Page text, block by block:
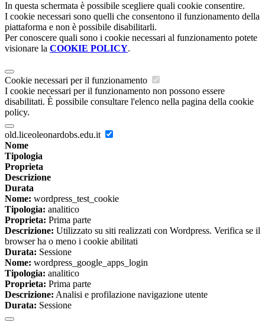
In questa schermata è possibile scegliere quali cookie consentire.
I cookie necessari sono quelli che consentono il funzionamento della
piattaforma e non è possibile disabilitarli.
Per conoscere quali sono i cookie necessari al funzionamento potete
visionare la COOKIE POLICY.
Cookie necessari per il funzionamento
I cookie necessari per il funzionamento non possono essere
disabilitati. È possibile consultare l'elenco nella pagina della cookie
policy.
old.liceoleonardobs.edu.it
Nome
Tipologia
Proprieta
Descrizione
Durata
Nome: wordpress_test_cookie
Tipologia: analitico
Proprieta: Prima parte
Descrizione: Utilizzato su siti realizzati con Wordpress. Verifica se il
browser ha o meno i cookie abilitati
Durata: Sessione
Nome: wordpress_google_apps_login
Tipologia: analitico
Proprieta: Prima parte
Descrizione: Analisi e profilazione navigazione utente
Durata: Sessione